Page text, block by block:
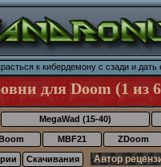
к кибердемону с сзади и дать
для Doom (1 из
MegaWad (15-40)
MBF21 ZDoom
Скачивания